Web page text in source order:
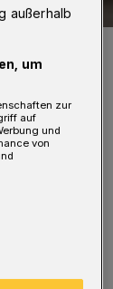
mit
außerhalb
um
zur
auf
und
von